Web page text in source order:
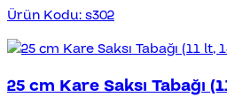
Ürün Kodu: s302
25 cm Kare Saksı Tabağı